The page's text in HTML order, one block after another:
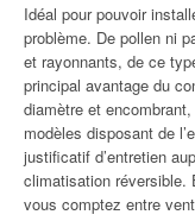
Idéal pour pouvoir
problème. De pollen ni
et rayonnants, de ce
principal avantage du
diamètre et
modèles disposant de
justificatif d’entretien
climatisation réversible.
vous comptez entre